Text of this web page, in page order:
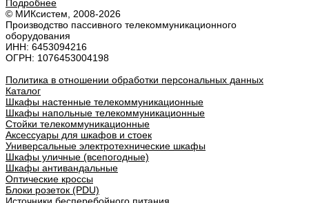
Подробнее
© МИКсистем, 2008-2026
Производство пассивного телекоммуникационного
оборудования
ИНН: 6453094216
ОГРН: 1076453004198
Политика в отношении обработки персональных данных
Каталог
Шкафы настенные телекоммуникационные
Шкафы напольные телекоммуникационные
Стойки телекоммуникационные
Аксессуары для шкафов и стоек
Универсальные электротехнические шкафы
Шкафы уличные (всепогодные)
Шкафы антивандальные
Оптические кроссы
Блоки розеток (PDU)